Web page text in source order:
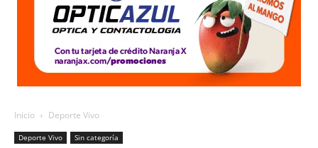
Inicio Deporte Vivo
Deporte Vivo Sin categoría